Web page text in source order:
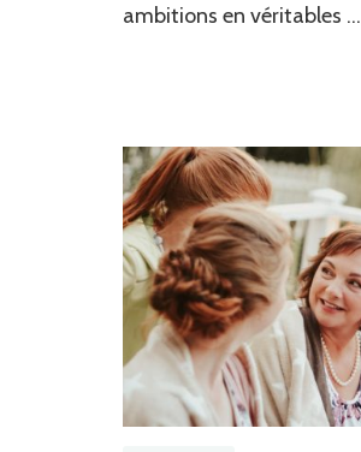
ambitions en véritables …